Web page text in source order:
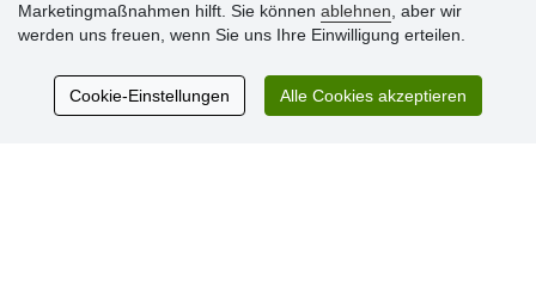
Kundenbewertung
Sehr schöne Ware zu günstigen Preisen. Sehr
Marketingmaßnahmen hilft. Sie können ablehnen , aber wir
werden uns freuen, wenn Sie uns Ihre Einwilligung erteilen.
Cookie-Einstellungen Alle Cookies akzeptieren